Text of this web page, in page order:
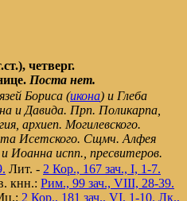
четверг.
Поста нет.
Бориса (икона) и Глеба
и Давида. Прп. Поликарпа,
архиеп. Могилевского.
Исетского. Сщмч. Алфея
и Иоанна испп., пресвитеров.
Лит. - 2 Кор., 167 зач., I, 1-7.
кнн.: Рим., 99 зач., VIII, 28-39.
2 Кор., 181 зач., VI, 1-10. Лк.,